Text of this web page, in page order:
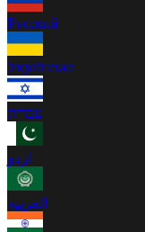
Русский
Українська
עברית
اردو
العربية